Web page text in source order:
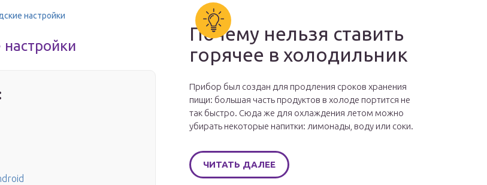
настройки
Почему нельзя ставить
горячее в холодильник
Прибор был создан для продления сроков хранения
пищи: большая часть продуктов в холоде портится не
так быстро. Сюда же для охлаждения летом можно
убирать некоторые напитки: лимонады, воду или соки.
ЧИТАТЬ ДАЛЕЕ